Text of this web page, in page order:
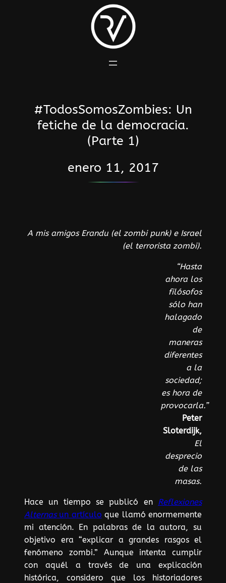
#TodosSomosZombies: Un
fetiche de la democracia.
(Parte 1)
enero 11, 2017
A mis amigos Erandu (el zombi punk) e Israel
(el terrorista zombi).
“Hasta
ahora los
filósofos
sólo han
halagado
de
maneras
diferentes
a la
sociedad;
es hora de
provocarla.”
Peter
Sloterdijk,
El
desprecio
de las
masas.
Hace un tiempo se publicó en Reflexiones
Alternasun artículo que llamó enormemente
mi atención. En palabras de la autora, su
objetivo era “explicar a grandes rasgos el
fenómeno zombi.” Aunque intenta cumplir
con aquél a través de una explicación
histórica, considero que los historiadores